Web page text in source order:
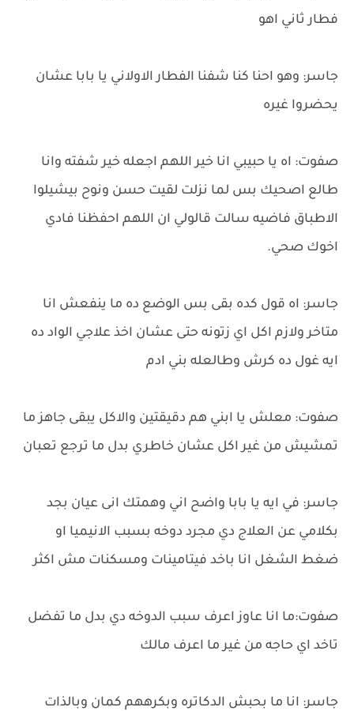
فطار ثاني اهو
جاسر: وهو احنا كنا شفنا الفطار الاولاني يا بابا عشان
يحضروا غيره
صفوت: اه يا حبيبي انا خير اللهم اجعله خير شفته وانا
طالع اصحيك بس لما نزلت لقيت حسن ونوح بيشيلوا
الاطباق فاضيه سالت قالولي ان اللهم احفظنا فادي
اخوك صحي.
جاسر: اه قول كده بقى بس الوضع ده ما ينفعش انا
متاخر ولازم اكل اي زتونه حتى عشان اخذ علاجي الواد ده
ايه غول ده كرش وطالعله بني ادم
صفوت: معلش يا ابني هم دقيقتين والاكل يبقى جاهز ما
تمشيش من غير اكل عشان خاطري بدل ما ترجع تعبان
جاسر: في ايه يا بابا واضح اني وهمتك انى عيان بجد
بكلامي عن العلاج دي مجرد دوخه بسبب الانيميا او
ضغط الشغل انا باخد فيتامينات ومسكنات مش اكثر
صفوت:ما انا عاوز اعرف سبب الدوخه دي بدل ما تفضل
تاخد اي حاجه من غير ما اعرف مالك
جاسر: انا ما بحبش الدكاتره وبكرههم كمان وبالذات